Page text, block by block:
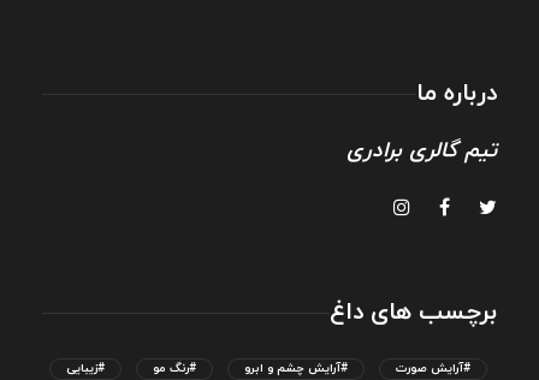
درباره ما
تیم گالری برادری
برچسب های داغ
#آرایش صورت #آرایش چشم و ابرو #رنگ مو #زیبایی